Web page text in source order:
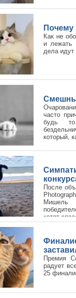
Почему
Как не
и лежать
дела идут
часто
будь
который,
После
Мишель
котят-
Премия
радует
25